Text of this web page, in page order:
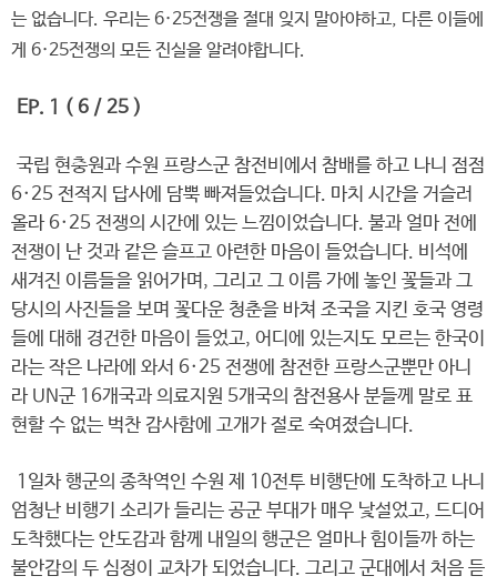
는 없습니다. 우리는 6·25전쟁을 절대 잊지 말아야하고, 다른 이들에
게 6·25전쟁의 모든 진실을 알려야합니다.
EP. 1 ( 6 / 25 )
국립 현충원과 수원 프랑스군 참전비에서 참배를 하고 나니 점점
6·25 전적지 답사에 담뿍 빠져들었습니다. 마치 시간을 거슬러
올라 6·25 전쟁의 시간에 있는 느낌이었습니다. 불과 얼마 전에
전쟁이 난 것과 같은 슬프고 아련한 마음이 들었습니다. 비석에
새겨진 이름들을 읽어가며, 그리고 그 이름 가에 놓인 꽃들과 그
당시의 사진들을 보며 꽃다운 청춘을 바쳐 조국을 지킨 호국 영령
들에 대해 경건한 마음이 들었고, 어디에 있는지도 모르는 한국이
라는 작은 나라에 와서 6·25 전쟁에 참전한 프랑스군뿐만 아니
라 UN군 16개국과 의료지원 5개국의 참전용사 분들께 말로 표
현할 수 없는 벅찬 감사함에 고개가 절로 숙여졌습니다.
1일차 행군의 종착역인 수원 제 10전투 비행단에 도착하고 나니
엄청난 비행기 소리가 들리는 공군 부대가 매우 낯설었고, 드디어
도착했다는 안도감과 함께 내일의 행군은 얼마나 힘이들까 하는
불안감의 두 심정이 교차가 되었습니다. 그리고 군대에서 처음 듣